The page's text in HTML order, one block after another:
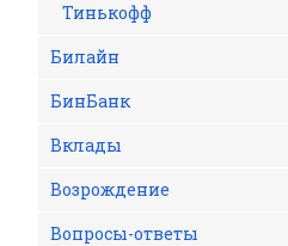
Тинькофф
Билайн
БинБанк
Вклады
Возрождение
Вопросы-ответы